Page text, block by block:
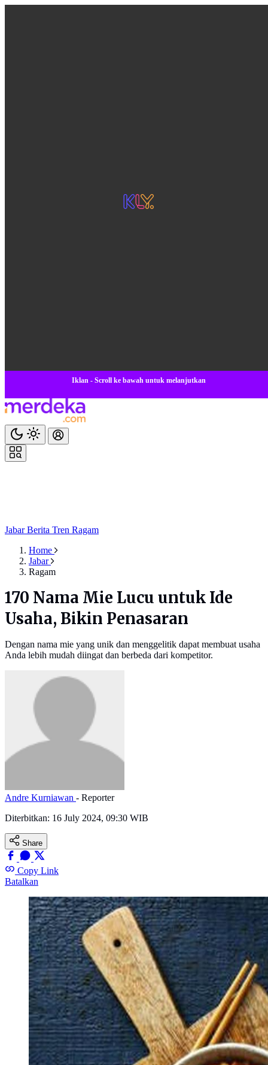
Iklan - Scroll ke bawah untuk melanjutkan
JabarBerita Tren Ragam
Home
Jabar
Ragam
170 Nama Mie Lucu untuk Ide
Usaha, Bikin Penasaran
Dengan nama mie yang unik dan menggelitik dapat membuat usaha
Anda lebih mudah diingat dan berbeda dari kompetitor.
Andre Kurniawan - Reporter
Diterbitkan: 16 July 2024, 09:30 WIB
Share
Copy Link
Batalkan